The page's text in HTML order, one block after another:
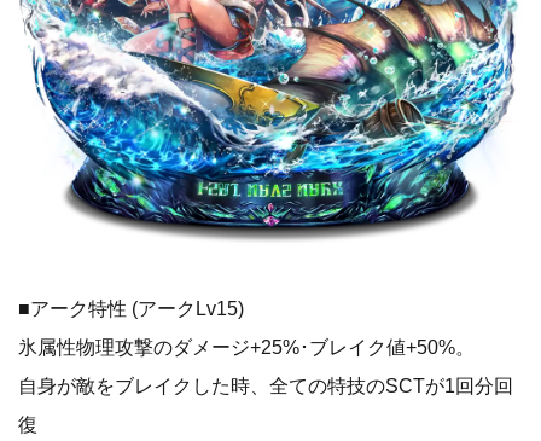
■アーク特性 (アークLv15)
氷属性物理攻撃のダメージ+25%･ブレイク値+50%。
自身が敵をブレイクした時、全ての特技のSCTが1回分回
復